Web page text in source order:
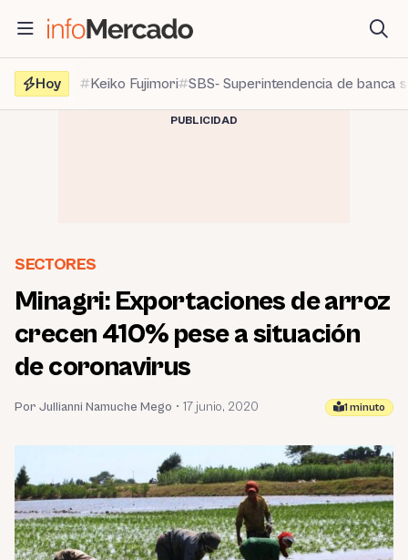
contenido
Hoy
Keiko Fujimori SBS- Superintendencia de banca
PUBLICIDAD
SECTORES
Minagri: Exportaciones de arroz
crecen 410% pese a situación
de coronavirus
Por Jullianni Namuche Mego • 17 junio, 2020 1 minuto